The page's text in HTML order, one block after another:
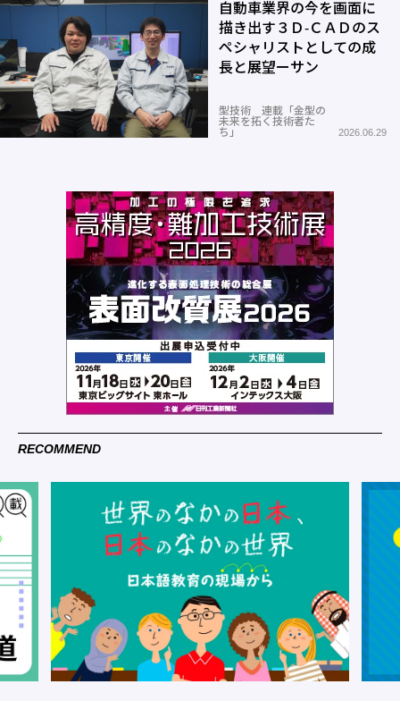
自動車業界の今を画面に
描き出す３Ｄ-ＣＡＤのス
ペシャリストとしての成
長と展望ーサン
型技術 連載「金型の
未来を拓く技術者た
ち」
2026.06.29
RECOMMEND